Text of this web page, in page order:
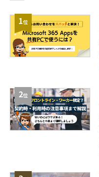
1位
2位